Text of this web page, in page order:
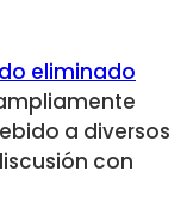
eliminado
a diversos
con